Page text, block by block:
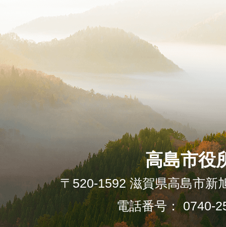
高島市役
〒520-1592 滋賀県高島市新
電話番号： 0740-